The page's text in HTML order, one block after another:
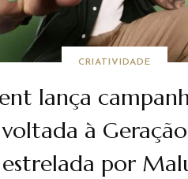
CRIATIVIDADE
lança
voltada à
estrelada por